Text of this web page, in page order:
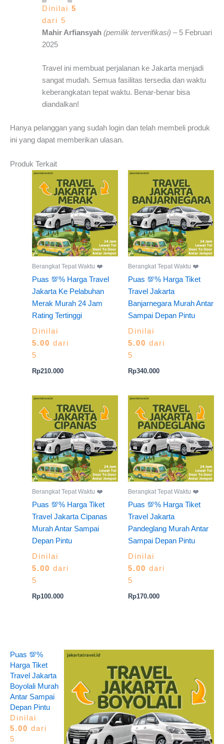
Dinilai 5
dari 5
Mahir Arfiansyah (pemilik terverifikasi) – 5 Februari
2025
Travel ini membuat perjalanan ke Jakarta menjadi
sangat mudah. Semua fasilitas tersedia dan waktu
keberangkatan tepat waktu. Benar-benar bisa
diandalkan!
Hanya pelanggan yang sudah login dan telah membeli produk
ini yang dapat memberikan ulasan.
Produk Terkait
Berangkat Tepat Waktu ❤️
Puas 💯% Harga Travel
Jakarta Ke Pelabuhan
Merak Murah 24 Jam
Rating Tertinggi
Dinilai
5.00 dari
5
Rp210.000
Berangkat Tepat Waktu ❤️
Puas 💯% Harga Tiket
Travel Jakarta
Banjarnegara Murah Antar
Sampai Depan Pintu
Dinilai
5.00 dari
5
Rp340.000
Berangkat Tepat Waktu ❤️
Puas 💯% Harga Tiket
Travel Jakarta Cipanas
Murah Antar Sampai
Depan Pintu
Dinilai
5.00 dari
5
Rp100.000
Berangkat Tepat Waktu ❤️
Puas 💯% Harga Tiket
Travel Jakarta
Pandeglang Murah Antar
Sampai Depan Pintu
Dinilai
5.00 dari
5
Rp170.000
Puas 💯%
Harga Tiket
Travel Jakarta
Boyolali Murah
Antar Sampai
Depan Pintu
Dinilai
5.00 dari
5